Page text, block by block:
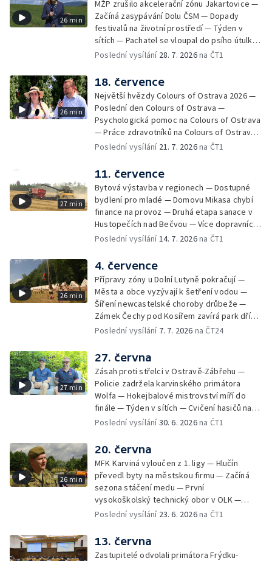
26 min
MŽP zrušilo akcelerační zónu Jakartovice —
Začíná zasypávání Dolu ČSM — Dopady
festivalů na životní prostředí — Týden v
sítích — Pachatel se vloupal do psího útulku
— Dobrovolný armádní výcvik středoškoláků
Poslední vysílání 28. 7. 2026na ČT1
26 min
18. července
Největší hvězdy Colours of Ostrava 2026 —
Poslední den Colours of Ostrava —
Psychologická pomoc na Colours of Ostrava
— Práce zdravotníků na Colours of Ostrava
— Týden v sítích — Umění v době umělé
Poslední vysílání 21. 7. 2026na ČT1
27 min
11. července
Bytová výstavba v regionech — Dostupné
bydlení pro mladé — Domovu Mikasa chybí
finance na provoz — Druhá etapa sanace v
Hustopečích nad Bečvou — Více dopravních
nehod v létě — Týden v sítích — Žně v Česku
Poslední vysílání14. 7. 2026na ČT1
26 min
4. července
Přípravy zóny u Dolní Lutyně pokračují —
Města a obce vyzývají k šetření vodou —
Šíření newcastelské choroby drůbeže —
Zámek Čechy pod Kosířem zavírá park dříve
— Začíná hlavní turistická sezóna v MS kraji
150 let od narození Jana Čapka
Poslední vysílání 7. 7. 2026 na ČT24
27 min
27. června
Zásah proti střelci v Ostravě-Zábřehu —
Policie zadržela karvinského primátora
Wolfa — Hokejbalové mistrovství míří do
finále — Týden v sítích — Cvičení hasičů na
letišti v Mošnově — Od července povinná
Poslední vysílání30. 6. 2026na ČT1
26 min
20. června
MFK Karviná vyloučen z 1. ligy — Hlučín
převedl byty na městskou firmu — Začíná
sezona stáčení medu — První
vysokoškolský technický obor v OLK —
Týden v sítích — Tanky Leopard 2A4
četníka z Liptaňské tragédie
Poslední vysílání 23. 6. 2026na ČT1
13. června
Zastupitelé odvolali primátora Frýdku-